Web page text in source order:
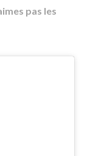
pas les